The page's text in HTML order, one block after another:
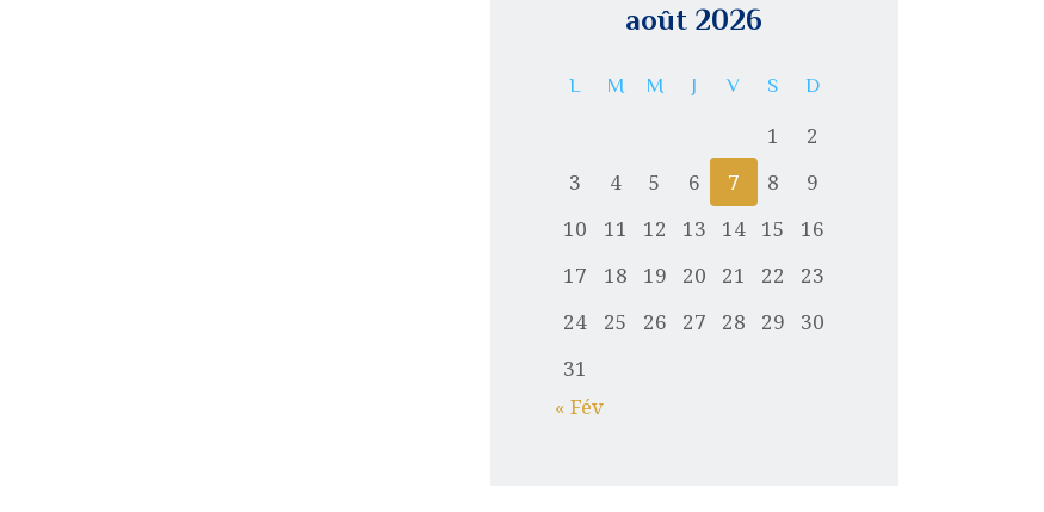
août 2026
L M M J V S D
1
2
3
4 5 6 7 8
9
10
11 12 13 14 15
16
17
18 19 20 21 22
23
24
25 26 27 28 29
30
31
« Fév